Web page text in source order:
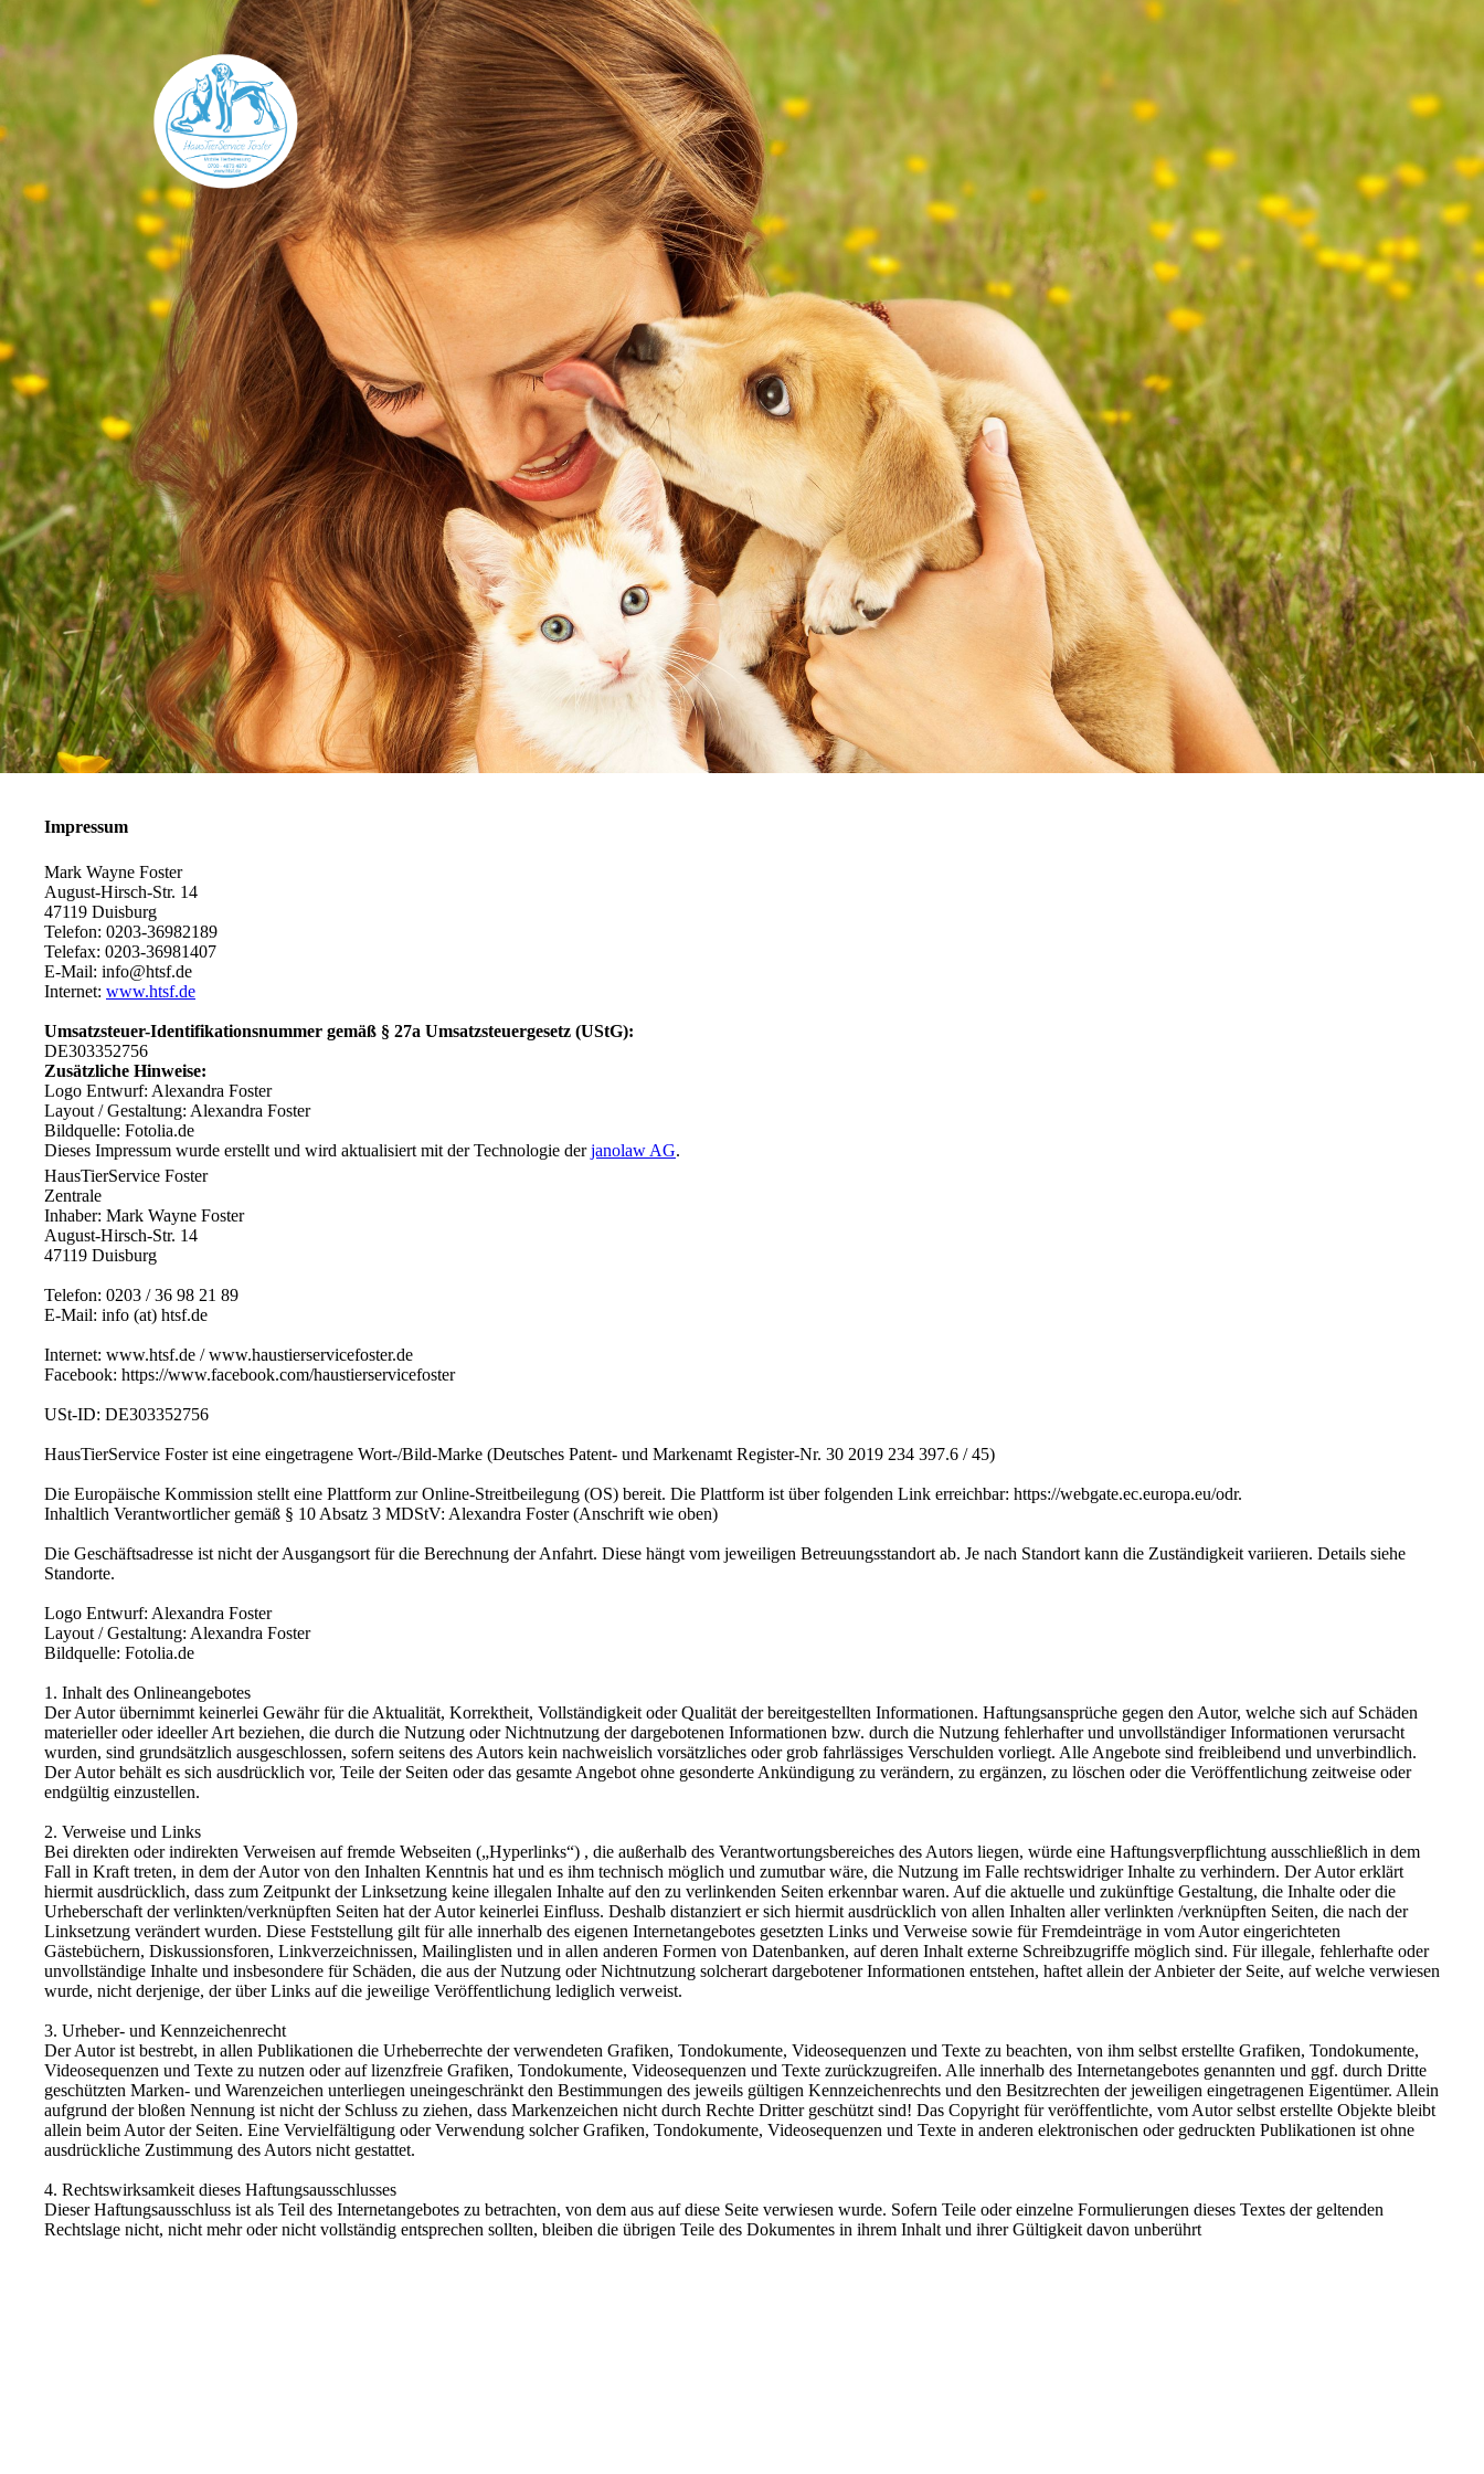
Impressum
Mark Wayne Foster
August-Hirsch-Str. 14
47119 Duisburg
Telefon: 0203-36982189
Telefax: 0203-36981407
E-Mail: info@htsf.de
Internet: www.htsf.de
Umsatzsteuer-Identifikationsnummer gemäß § 27a Umsatzsteuergesetz (UStG):
DE303352756
Zusätzliche Hinweise:
Logo Entwurf: Alexandra Foster
Layout / Gestaltung: Alexandra Foster
Bildquelle: Fotolia.de
Dieses Impressum wurde erstellt und wird aktualisiert mit der Technologie derjanolaw AG.
HausTierService Foster
Zentrale
Inhaber: Mark Wayne Foster
August-Hirsch-Str. 14
47119 Duisburg
Telefon: 0203 / 36 98 21 89
E-Mail: info (at) htsf.de
Internet: www.htsf.de / www.haustierservicefoster.de
Facebook: https://www.facebook.com/haustierservicefoster
USt-ID: DE303352756
HausTierService Foster ist eine eingetragene Wort-/Bild-Marke (Deutsches Patent- und Markenamt Register-Nr. 30 2019 234 397.6 / 45)
Die Europäische Kommission stellt eine Plattform zur Online-Streitbeilegung (OS) bereit. Die Plattform ist über folgenden Link erreichbar: https://webgate.ec.europa.eu/odr.
Inhaltlich Verantwortlicher gemäß § 10 Absatz 3 MDStV: Alexandra Foster (Anschrift wie oben)
Die Geschäftsadresse ist nicht der Ausgangsort für die Berechnung der Anfahrt. Diese hängt vom jeweiligen Betreuungsstandort ab. Je nach Standort kann die Zuständigkeit variieren. Details siehe
Standorte.
Logo Entwurf: Alexandra Foster
Layout / Gestaltung: Alexandra Foster
Bildquelle: Fotolia.de
1. Inhalt des Onlineangebotes
Der Autor übernimmt keinerlei Gewähr für die Aktualität, Korrektheit, Vollständigkeit oder Qualität der bereitgestellten Informationen. Haftungsansprüche gegen den Autor, welche sich auf Schäden
materieller oder ideeller Art beziehen, die durch die Nutzung oder Nichtnutzung der dargebotenen Informationen bzw. durch die Nutzung fehlerhafter und unvollständiger Informationen verursacht
wurden, sind grundsätzlich ausgeschlossen, sofern seitens des Autors kein nachweislich vorsätzliches oder grob fahrlässiges Verschulden vorliegt. Alle Angebote sind freibleibend und unverbindlich.
Der Autor behält es sich ausdrücklich vor, Teile der Seiten oder das gesamte Angebot ohne gesonderte Ankündigung zu verändern, zu ergänzen, zu löschen oder die Veröffentlichung zeitweise oder
endgültig einzustellen.
2. Verweise und Links
Bei direkten oder indirekten Verweisen auf fremde Webseiten („Hyperlinks“) , die außerhalb des Verantwortungsbereiches des Autors liegen, würde eine Haftungsverpflichtung ausschließlich in dem
Fall in Kraft treten, in dem der Autor von den Inhalten Kenntnis hat und es ihm technisch möglich und zumutbar wäre, die Nutzung im Falle rechtswidriger Inhalte zu verhindern. Der Autor erklärt
hiermit ausdrücklich, dass zum Zeitpunkt der Linksetzung keine illegalen Inhalte auf den zu verlinkenden Seiten erkennbar waren. Auf die aktuelle und zukünftige Gestaltung, die Inhalte oder die
Urheberschaft der verlinkten/verknüpften Seiten hat der Autor keinerlei Einfluss. Deshalb distanziert er sich hiermit ausdrücklich von allen Inhalten aller verlinkten /verknüpften Seiten, die nach der
Linksetzung verändert wurden. Diese Feststellung gilt für alle innerhalb des eigenen Internetangebotes gesetzten Links und Verweise sowie für Fremdeinträge in vom Autor eingerichteten
Gästebüchern, Diskussionsforen, Linkverzeichnissen, Mailinglisten und in allen anderen Formen von Datenbanken, auf deren Inhalt externe Schreibzugriffe möglich sind. Für illegale, fehlerhafte oder
unvollständige Inhalte und insbesondere für Schäden, die aus der Nutzung oder Nichtnutzung solcherart dargebotener Informationen entstehen, haftet allein der Anbieter der Seite, auf welche verwiesen
wurde, nicht derjenige, der über Links auf die jeweilige Veröffentlichung lediglich verweist.
3. Urheber- und Kennzeichenrecht
Der Autor ist bestrebt, in allen Publikationen die Urheberrechte der verwendeten Grafiken, Tondokumente, Videosequenzen und Texte zu beachten, von ihm selbst erstellte Grafiken, Tondokumente,
Videosequenzen und Texte zu nutzen oder auf lizenzfreie Grafiken, Tondokumente, Videosequenzen und Texte zurückzugreifen. Alle innerhalb des Internetangebotes genannten und ggf. durch Dritte
geschützten Marken- und Warenzeichen unterliegen uneingeschränkt den Bestimmungen des jeweils gültigen Kennzeichenrechts und den Besitzrechten der jeweiligen eingetragenen Eigentümer. Allein
aufgrund der bloßen Nennung ist nicht der Schluss zu ziehen, dass Markenzeichen nicht durch Rechte Dritter geschützt sind! Das Copyright für veröffentlichte, vom Autor selbst erstellte Objekte bleibt
allein beim Autor der Seiten. Eine Vervielfältigung oder Verwendung solcher Grafiken, Tondokumente, Videosequenzen und Texte in anderen elektronischen oder gedruckten Publikationen ist ohne
ausdrückliche Zustimmung des Autors nicht gestattet.
4. Rechtswirksamkeit dieses Haftungsausschlusses
Dieser Haftungsausschluss ist als Teil des Internetangebotes zu betrachten, von dem aus auf diese Seite verwiesen wurde. Sofern Teile oder einzelne Formulierungen dieses Textes der geltenden
Rechtslage nicht, nicht mehr oder nicht vollständig entsprechen sollten, bleiben die übrigen Teile des Dokumentes in ihrem Inhalt und ihrer Gültigkeit davon unberührt